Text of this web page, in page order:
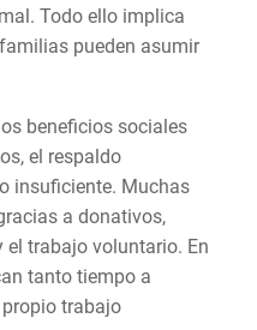
Todo ello implica
pueden asumir
beneficios sociales
el respaldo
insuficiente. Muchas
a donativos,
trabajo voluntario. En
tanto tiempo a
trabajo